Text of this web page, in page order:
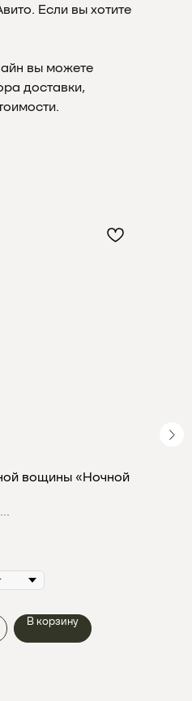
Если вы хотите
вы можете
доставки,
вощины «Ночной
В корзину